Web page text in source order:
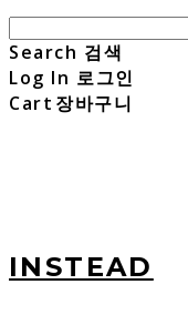
Search 검색
Log In 로그인
Cart 장바구니
INSTEAD